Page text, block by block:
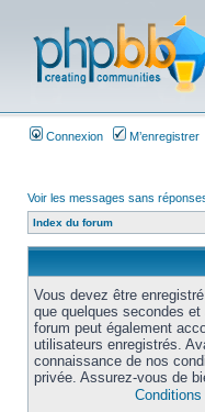
Connexion M’enregistrer
Voir les messages sans
Index du forum
Vous devez être
que quelques secondes
forum peut également
utilisateurs enregistrés.
connaissance de nos
privée. Assurez-vous de
Conditions